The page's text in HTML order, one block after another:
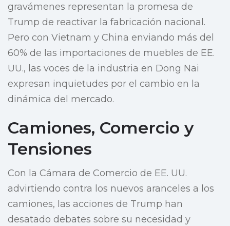
gravámenes representan la promesa de
Trump de reactivar la fabricación nacional.
Pero con Vietnam y China enviando más del
60% de las importaciones de muebles de EE.
UU., las voces de la industria en Dong Nai
expresan inquietudes por el cambio en la
dinámica del mercado.
Camiones, Comercio y
Tensiones
Con la Cámara de Comercio de EE. UU.
advirtiendo contra los nuevos aranceles a los
camiones, las acciones de Trump han
desatado debates sobre su necesidad y